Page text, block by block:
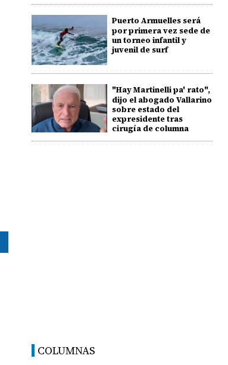
Puerto Armuelles será
por primera vez sede de
un torneo infantil y
juvenil de surf
"Hay Martinelli pa' rato",
dijo el abogado Vallarino
sobre estado del
expresidente tras
cirugía de columna
COLUMNAS